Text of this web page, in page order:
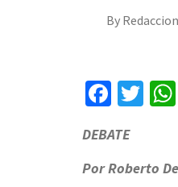
By
DEBATE
Por Roberto